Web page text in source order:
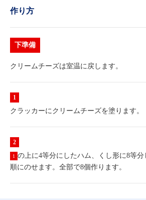
作り方
下準備
クリームチーズは室温に戻します。
クラッカーにクリームチーズを塗ります。
1
の上に4等分にしたハム、くし形に8等
順にのせます。全部で8個作ります。